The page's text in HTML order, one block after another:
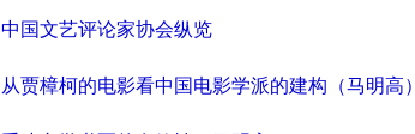
中国文艺评论家协会纵览
从贾樟柯的电影看中国电影学派的建构（马明高）